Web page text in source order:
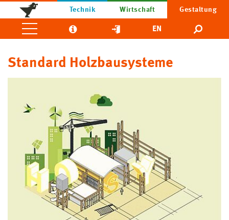
Technik Wirtschaft Gestaltung
EN
Standard Holzbausysteme